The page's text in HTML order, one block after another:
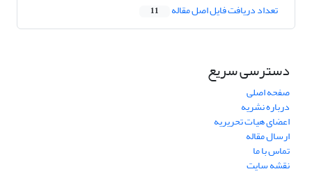
تعداد دریافت فایل اصل مقاله 11
دسترسی سریع
صفحه اصلی
درباره نشریه
اعضای هیات تحریریه
ارسال مقاله
تماس با ما
نقشه سایت